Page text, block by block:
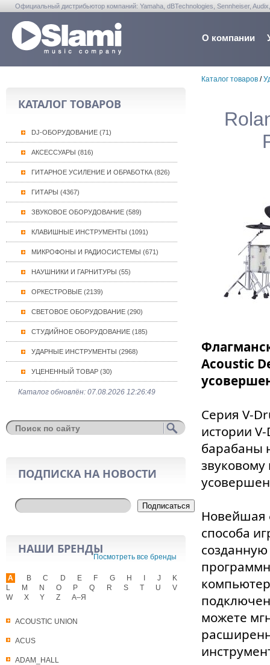
Официальный дистрибьютор компаний: Yamaha, dBTechnologies, Sennheiser,
О компании
КАТАЛОГ ТОВАРОВ
DJ-ОБОРУДОВАНИЕ (71)
АКСЕССУАРЫ (816)
ГИТАРНОЕ УСИЛЕНИЕ И ОБРАБОТКА (826)
ГИТАРЫ (4367)
ЗВУКОВОЕ ОБОРУДОВАНИЕ (589)
КЛАВИШНЫЕ ИНСТРУМЕНТЫ (1091)
МИКРОФОНЫ И РАДИОСИСТЕМЫ (671)
НАУШНИКИ И ГАРНИТУРЫ (55)
ОРКЕСТРОВЫЕ (2139)
СВЕТОВОЕ ОБОРУДОВАНИЕ (290)
СТУДИЙНОЕ ОБОРУДОВАНИЕ (185)
УДАРНЫЕ ИНСТРУМЕНТЫ (2968)
УЦЕНЕННЫЙ ТОВАР (30)
Каталог обновлён: 07.08.2026 12:26:49
ПОДПИСКА НА НОВОСТИ
Подписаться
НАШИ БРЕНДЫ
Посмотреть все бренды
A
ACOUSTIC UNION
ACUS
ADAM_HALL
B C D E F G H J
K
L
M N O P Q R S T U
V
W
X Y Z А–Я
Каталог товаров/
Acoustic
Серия V-
истории
барабаны
Новейшая
способа
можете